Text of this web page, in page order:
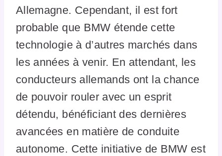
Allemagne. Cependant, il est fort
probable que BMW étende cette
technologie à d’autres marchés dans
les années à venir. En attendant, les
conducteurs allemands ont la chance
de pouvoir rouler avec un esprit
détendu, bénéficiant des dernières
avancées en matière de conduite
autonome. Cette initiative de BMW est